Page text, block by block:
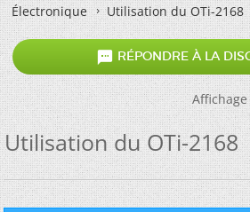
Électronique
Utilisation du OTi-2168
 RÉPONDRE À LA
Utilisation du OTi-2168